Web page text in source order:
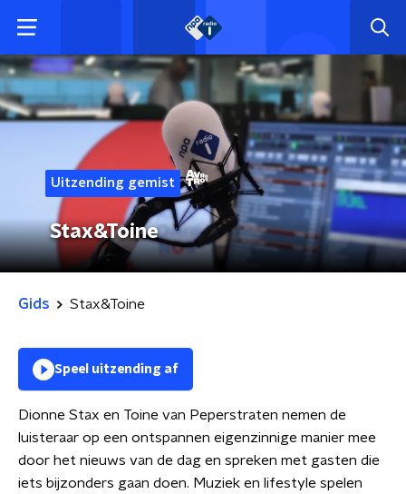
Uitzending gemist
Stax&Toine
Gids Stax&Toine
Speel uitzending af
Dionne Stax en Toine van Peperstraten nemen de
luisteraar op een ontspannen eigenzinnige manier mee
door het nieuws van de dag en spreken met gasten die
iets bijzonders gaan doen. Muziek en lifestyle spelen